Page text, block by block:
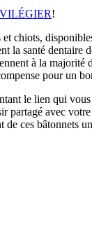
!
chiots,
la santé
à la
pour un
le lien qui
avec
ces bâtonnets